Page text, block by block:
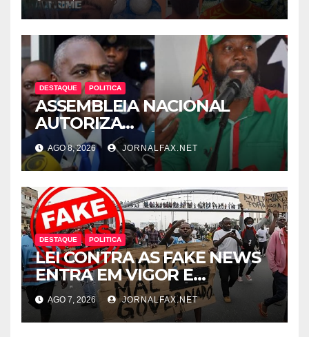
MORRE NO HOTEL EM
LUANDA
DESTAQUE POLITICA
ASSEMBLEIA NACIONAL
AUTORIZA
INTERROGATÓRIO DE
ADRIANO SAPINALA NO
CASO “CAIXA TÉRMICA” E
CHIVUKUVUKU
AGO 8, 2026 JORNALFAX.NET
DESTAQUE POLITICA
LEI CONTRA AS FAKE NEWS
ENTRA EM VIGOR E
ABRANGE CONTEÚDOS
PRODUZIDOS NO
ESTRANGEIRO
AGO 7, 2026 JORNALFAX.NET